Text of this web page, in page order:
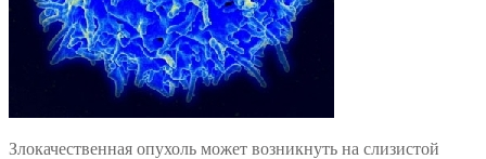
Злокачественная опухоль может возникнуть на слизистой